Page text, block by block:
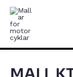
Hoppa
innehåll